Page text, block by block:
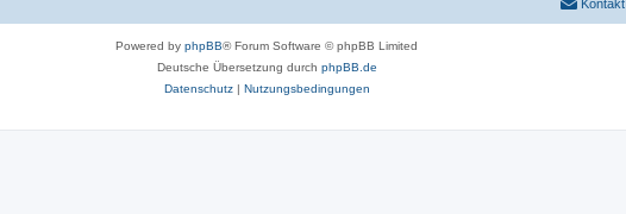
Kontakt
Powered by phpBB® Forum Software © phpBB Limited
Deutsche Übersetzung durch phpBB.de
Datenschutz| Nutzungsbedingungen